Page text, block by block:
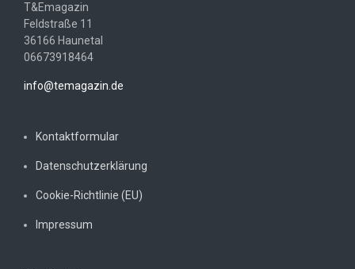
T&Emagazin
Feldstraße 11
36166 Haunetal
06673918464
info@temagazin.de
Kontaktformular
Datenschutzerklärung
Cookie-Richtlinie (EU)
Impressum